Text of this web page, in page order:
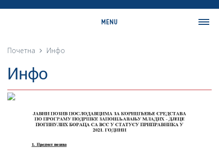
MENU
Историја
Географија
Насељена мјеста
Почетна Инфо
Инфо